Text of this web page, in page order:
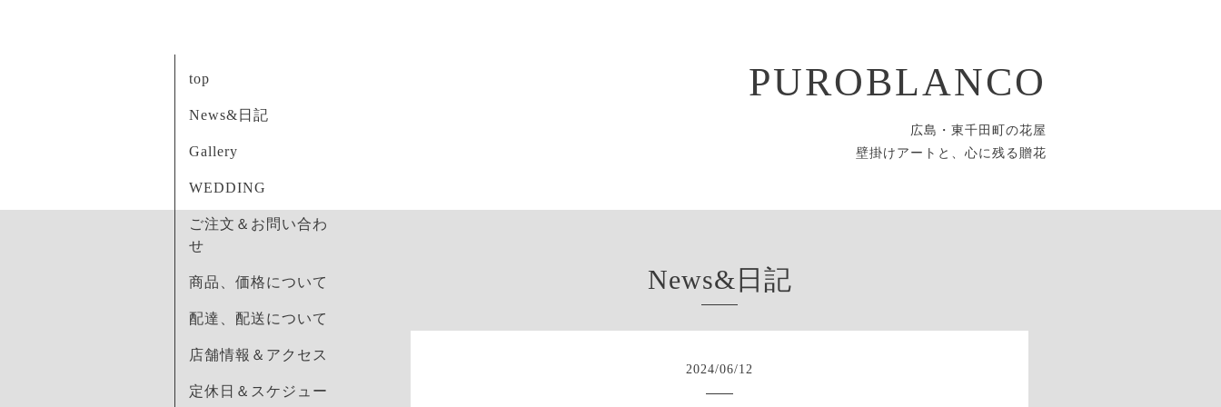
PUROBLANCO
広島・東千田町の花屋
壁掛けアートと、心に残る贈花
top
News&日記
Gallery
WEDDING
ご注文＆お問い合わ
せ
商品、価格について
配達、配送について
店舗情報＆アクセス
定休日＆スケジュー
News&日記
2024/06/12